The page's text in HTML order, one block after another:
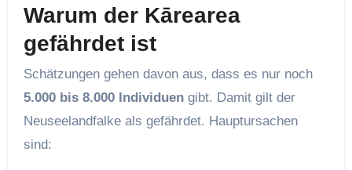
Warum der Kārearea
gefährdet ist
Schätzungen gehen davon aus, dass es nur noch
5.000 bis 8.000 Individuengibt. Damit gilt der
Neuseelandfalke als gefährdet. Hauptursachen
sind: